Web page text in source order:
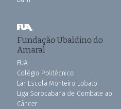
Fundação Ubaldino do
Amaral
FUA
Colégio Politécnico
Lar Escola Monteiro Lobato
Liga Sorocabana de Combate ao
Câncer